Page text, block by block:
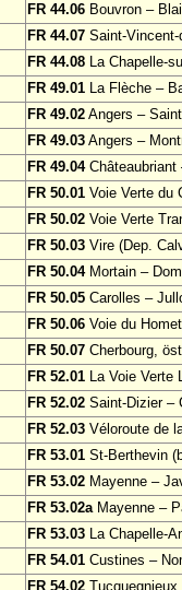
FR 44.06 Bouvron –
FR 44.07 Saint-
FR 44.08 La Chapelle-
FR 49.01 La Flèche –
FR 49.02 Angers –
FR 49.03 Angers –
FR 49.04Châteaubriant
FR 50.01 Voie Verte du
FR 50.02 Voie Verte
FR 50.03 Vire (Dep.
FR 50.04Mortain –
FR 50.05 Carolles –
FR 50.06 Voie du
FR 50.07 Cherbourg,
FR 52.01 La Voie Verte
FR 52.02 Saint-Dizier –
FR 52.03 Véloroute de
FR 53.01 St-Berthevin
FR 53.02 Mayenne –
FR 53.02aMayenne –
FR 53.03 La Chapelle-
FR 54.01 Custines –
FR 54.02 Tucquegnieux